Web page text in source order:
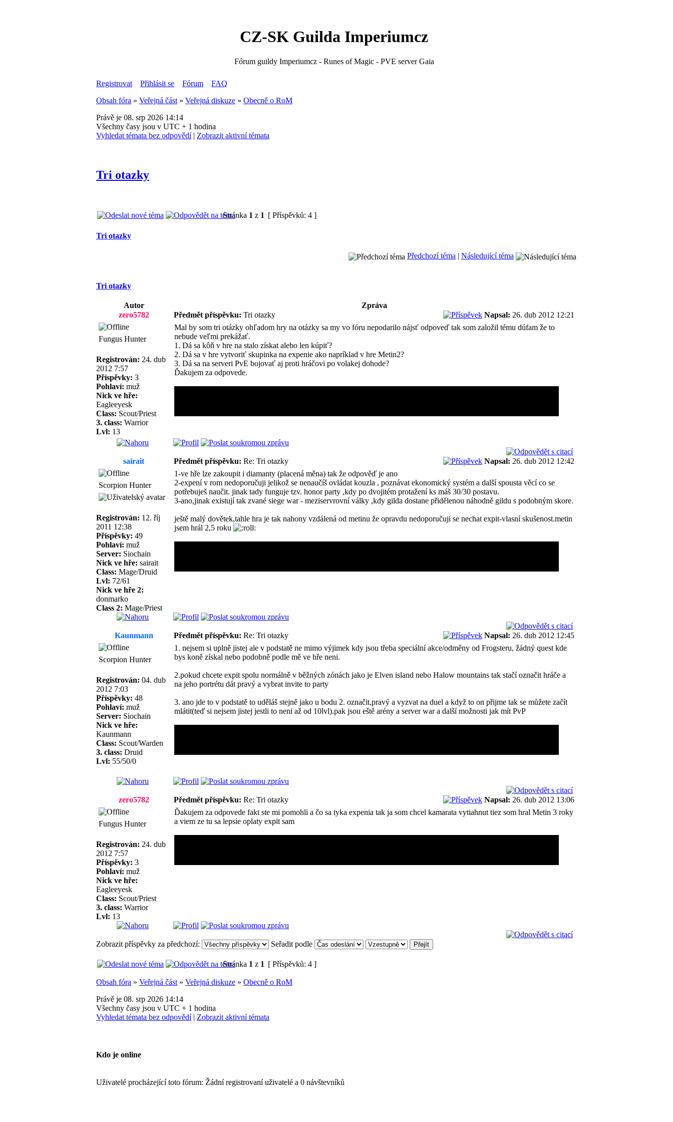
CZ-SK Guilda Imperiumcz
Fórum guildy Imperiumcz - Runes of Magic - PVE server Gaia
Registrovat Přihlásit se Fórum
FAQ
Obsah fóra » Veřejná část » Veřejná diskuze » Obecně o RoM
Právě je 08. srp 2026 14:14
Všechny časy jsou v UTC + 1 hodina
Vyhledat témata bez odpovědí| Zobrazit aktivní témata
Tri otazky
Stránka 1 z 1 [ Příspěvků: 4 ]
Tri otazky
Předchozí téma | Následující téma
Tri otazky
Autor
Zpráva
zero5782
Předmět příspěvku: Tri otazky Napsal: 26. dub 2012 12:21
Fungus Hunter
Registrován: 24. dub
2012 7:57
Příspěvky: 3
Pohlaví: muž
Nick ve hře:
Eagleeyesk
Class: Scout/Priest
3. class: Warrior
Lvl: 13
Mal by som tri otázky ohľadom hry na otázky sa my vo fóru nepodarilo nájsť odpoveď tak som založil tému dúfam že to
nebude veľmi prekážať.
1. Dá sa kôň v hre na stalo získat alebo len kúpiť?
2. Dá sa v hre vytvoriť skupinka na expenie ako napríklad v hre Metin2?
3. Dá sa na serveri PvE bojovať aj proti hráčovi po volakej dohode?
Ďakujem za odpovede.
sairait Předmět příspěvku: Re: Tri otazky Napsal: 26. dub 2012 12:42
Scorpion Hunter
Registrován: 12. říj
2011 12:38
Příspěvky: 49
Pohlaví: muž
Server: Siochain
Nick ve hře: sairait
Class: Mage/Druid
Lvl: 72/61
Nick ve hře 2:
donmarko
Class 2: Mage/Priest
1-ve hře lze zakoupit i diamanty (placená měna) tak že odpověď je ano
2-expení v rom nedoporučuji jelikož se nenaučíš ovládat kouzla , poznávat ekonomický systém a další spousta věcí co se
potřebuješ naučit. jinak tady funguje tzv. honor party ,kdy po dvojitém protažení ks máš 30/30 postavu.
3-ano,jinak existují tak zvané siege war - meziservrovní války ,kdy gilda dostane přidělenou náhodně gildu s podobným skore.
ještě malý dovětek,tahle hra je tak nahony vzdálená od metinu že opravdu nedoporučuji se nechat expit-vlasní skušenost.metin
jsem hrál 2,5 roku
Kaunmann Předmět příspěvku: Re: Tri otazky Napsal: 26. dub 2012 12:45
Scorpion Hunter
Registrován: 04. dub
2012 7:03
Příspěvky: 48
Pohlaví: muž
Server: Siochain
Nick ve hře:
Kaunmann
Class: Scout/Warden
3. class: Druid
Lvl: 55/50/0
1. nejsem si uplně jistej ale v podstatě ne mimo výjimek kdy jsou třeba speciální akce/odměny od Frogsteru, žádný quest kde
bys koně získal nebo podobně podle mě ve hře neni.
2.pokud chcete expit spolu normálně v běžných zónách jako je Elven island nebo Halow mountains tak stačí označit hráče a
na jeho portrétu dát pravý a vybrat invite to party
3. ano jde to v podstatě to uděláš stejně jako u bodu 2. označit,pravý a vyzvat na duel a když to on přijme tak se můžete začít
mlátit(teď si nejsem jistej jestli to neni až od 10lvl).pak jsou eště arény a server war a další možnosti jak mít PvP
zero5782 Předmět příspěvku: Re: Tri otazky Napsal: 26. dub 2012 13:06
Fungus Hunter
Registrován: 24. dub
2012 7:57
Příspěvky: 3
Pohlaví: muž
Nick ve hře:
Eagleeyesk
Class: Scout/Priest
3. class: Warrior
Lvl: 13
Ďakujem za odpovede fakt ste mi pomohli a čo sa tyka expenia tak ja som chcel kamarata vytiahnut tiez som hral Metin 3 roky
a viem ze tu sa lepsie oplaty expit sam
Zobrazit příspěvky za předchozí: Seřadit podle
Stránka 1 z 1 [ Příspěvků: 4 ]
Obsah fóra » Veřejná část » Veřejná diskuze » Obecně o RoM
Právě je 08. srp 2026 14:14
Všechny časy jsou v UTC + 1 hodina
Vyhledat témata bez odpovědí| Zobrazit aktivní témata
Kdo je online
Uživatelé procházející toto fórum: Žádní registrovaní uživatelé a 0 návštevníků